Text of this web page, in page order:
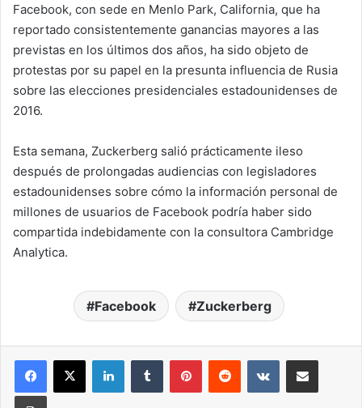
Facebook, con sede en Menlo Park, California, que ha
reportado consistentemente ganancias mayores a las
previstas en los últimos dos años, ha sido objeto de
protestas por su papel en la presunta influencia de Rusia
sobre las elecciones presidenciales estadounidenses de
2016.
Esta semana, Zuckerberg salió prácticamente ileso
después de prolongadas audiencias con legisladores
estadounidenses sobre cómo la información personal de
millones de usuarios de Facebook podría haber sido
compartida indebidamente con la consultora Cambridge
Analytica.
Facebook Zuckerberg